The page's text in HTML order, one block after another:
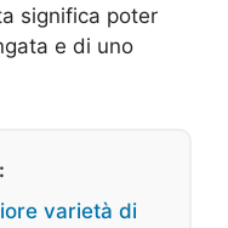
significa poter
e di uno
varietà di